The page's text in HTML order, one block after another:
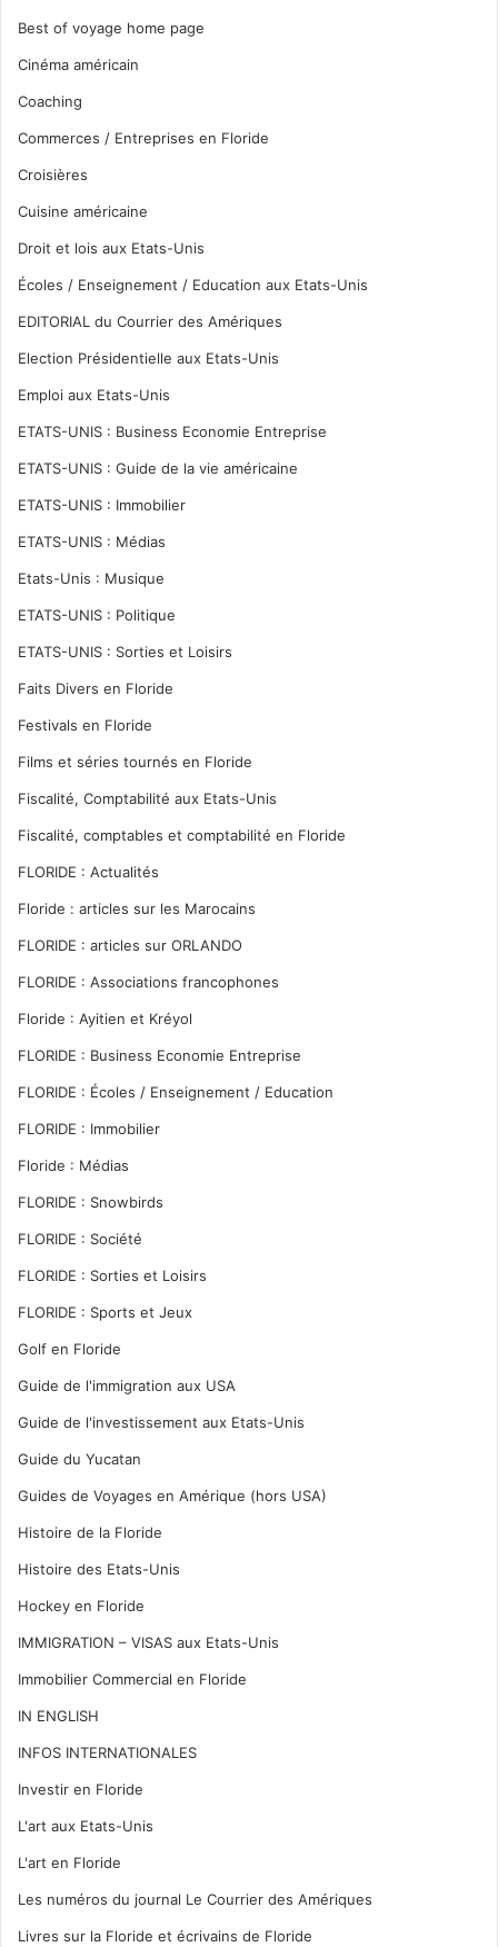
Best of voyage home page
Cinéma américain
Coaching
Commerces / Entreprises en Floride
Croisières
Cuisine américaine
Droit et lois aux Etats-Unis
Écoles / Enseignement / Education aux Etats-Unis
EDITORIAL du Courrier des Amériques
Election Présidentielle aux Etats-Unis
Emploi aux Etats-Unis
ETATS-UNIS : Business Economie Entreprise
ETATS-UNIS : Guide de la vie américaine
ETATS-UNIS : Immobilier
ETATS-UNIS : Médias
Etats-Unis : Musique
ETATS-UNIS : Politique
ETATS-UNIS : Sorties et Loisirs
Faits Divers en Floride
Festivals en Floride
Films et séries tournés en Floride
Fiscalité, Comptabilité aux Etats-Unis
Fiscalité, comptables et comptabilité en Floride
FLORIDE : Actualités
Floride : articles sur les Marocains
FLORIDE : articles sur ORLANDO
FLORIDE : Associations francophones
Floride : Ayitien et Kréyol
FLORIDE : Business Economie Entreprise
FLORIDE : Écoles / Enseignement / Education
FLORIDE : Immobilier
Floride : Médias
FLORIDE : Snowbirds
FLORIDE : Société
FLORIDE : Sorties et Loisirs
FLORIDE : Sports et Jeux
Golf en Floride
Guide de l'immigration aux USA
Guide de l'investissement aux Etats-Unis
Guide du Yucatan
Guides de Voyages en Amérique (hors USA)
Histoire de la Floride
Histoire des Etats-Unis
Hockey en Floride
IMMIGRATION – VISAS aux Etats-Unis
Immobilier Commercial en Floride
IN ENGLISH
INFOS INTERNATIONALES
Investir en Floride
L'art aux Etats-Unis
L'art en Floride
Les numéros du journal Le Courrier des Amériques
Livres sur la Floride et écrivains de Floride